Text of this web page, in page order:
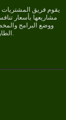
يقوم فريق المشتريات
مشاريعها بأسعار
ووضع البرامج
الطارئة وأحدث ما نزل إلى الأسواق من مواد.